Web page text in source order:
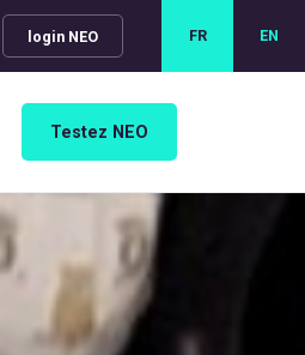
login NEO FR EN
Testez NEO